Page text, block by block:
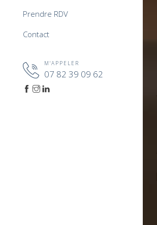
Prendre RDV
Contact
M'APPELER
07 82 39 09 62